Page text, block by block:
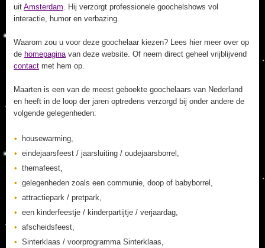
uit Amsterdam. Hij verzorgt professionele goochelshows vol
interactie, humor en verbazing.
Waarom zou u voor deze goochelaar kiezen? Lees hier meer over op
de homepaginavan deze website. Of neem direct geheel vrijblijvend
contact met hem op.
Maarten is een van de meest geboekte goochelaars van Nederland
en heeft in de loop der jaren optredens verzorgd bij onder andere de
volgende gelegenheden:
housewarming,
eindejaarsfeest / jaarsluiting / oudejaarsborrel,
themafeest,
gelegenheden zoals een communie, doop of babyborrel,
attractiepark / pretpark,
een kinderfeestje / kinderpartijtje / verjaardag,
afscheidsfeest,
Sinterklaas / voorprogramma Sinterklaas,